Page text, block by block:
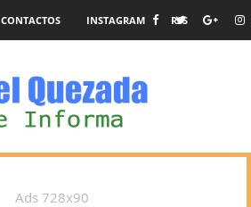
CONTACTOS INSTAGRAM RSS
Ads 728x90